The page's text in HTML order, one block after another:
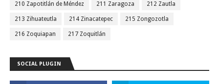
210 Zapotitlán de Méndez 211 Zaragoza 212 Zautla
213 Zihuateutla 214 Zinacatepec 215 Zongozotla
216 Zoquiapan 217 Zoquitlán
SOCIAL PLUGIN